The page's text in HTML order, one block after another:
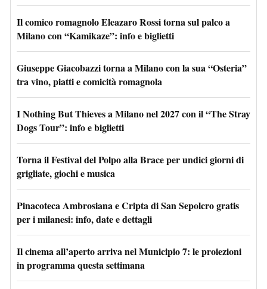
Il comico romagnolo Eleazaro Rossi torna sul palco a
Milano con “Kamikaze”: info e biglietti
Giuseppe Giacobazzi torna a Milano con la sua “Osteria”
tra vino, piatti e comicità romagnola
I Nothing But Thieves a Milano nel 2027 con il “The Stray
Dogs Tour”: info e biglietti
Torna il Festival del Polpo alla Brace per undici giorni di
grigliate, giochi e musica
Pinacoteca Ambrosiana e Cripta di San Sepolcro gratis
per i milanesi: info, date e dettagli
Il cinema all’aperto arriva nel Municipio 7: le proiezioni
in programma questa settimana